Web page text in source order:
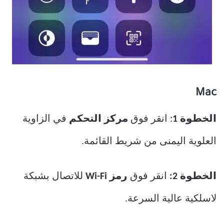
Mac
الخطوة 1 : انقر فوق مركز التحكم في الزاوية
العلوية اليمنى من شريط القائمة.
الخطوة 2: انقر فوق رمز Wi-Fi للاتصال بشبكة
لاسلكية عالية السرعة.